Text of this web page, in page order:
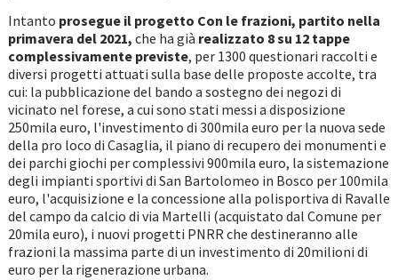
Intanto prosegue il progetto Con le frazioni, partito nella
primavera del 2021, che ha già realizzato 8 su 12 tappe
complessivamente previste, per 1300 questionari raccolti e
diversi progetti attuati sulla base delle proposte accolte, tra
cui: la pubblicazione del bando a sostegno dei negozi di
vicinato nel forese, a cui sono stati messi a disposizione
250mila euro, l'investimento di 300mila euro per la nuova sede
della pro loco di Casaglia, il piano di recupero dei monumenti e
dei parchi giochi per complessivi 900mila euro, la sistemazione
degli impianti sportivi di San Bartolomeo in Bosco per 100mila
euro, l'acquisizione e la concessione alla polisportiva di Ravalle
del campo da calcio di via Martelli (acquistato dal Comune per
20mila euro), i nuovi progetti PNRR che destineranno alle
frazioni la massima parte di un investimento di 20milioni di
euro per la rigenerazione urbana.